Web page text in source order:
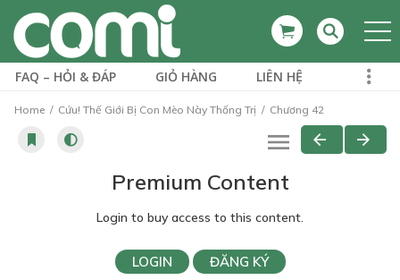
FAQ – HỎI & ĐÁP GIỎ HÀNG LIÊN HỆ
Home Cứu! Thế Giới Bị Con Mèo Này Thống Trị Chương 42
Premium Content
Login to buy access to this content.
LOGIN ĐĂNG KÝ